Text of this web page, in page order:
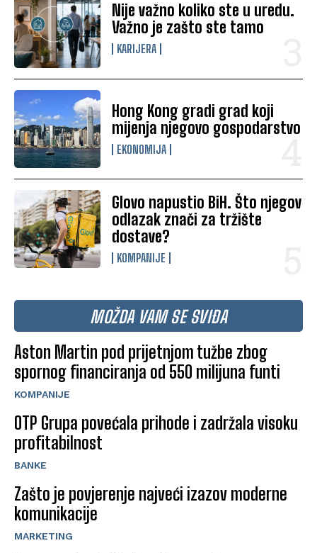
Nije važno koliko ste u uredu.
Važno je zašto ste tamo
KARIJERA
Hong Kong gradi grad koji
mijenja njegovo gospodarstvo
EKONOMIJA
Glovo napustio BiH. Što njegov
odlazak znači za tržište
dostave?
KOMPANIJE
MOŽDA VAM SE SVIĐA
Aston Martin pod prijetnjom tužbe zbog
spornog financiranja od 550 milijuna funti
KOMPANIJE
OTP Grupa povećala prihode i zadržala visoku
profitabilnost
BANKE
Zašto je povjerenje najveći izazov moderne
komunikacije
MARKETING